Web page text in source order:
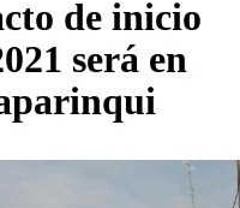
de inicio
será en